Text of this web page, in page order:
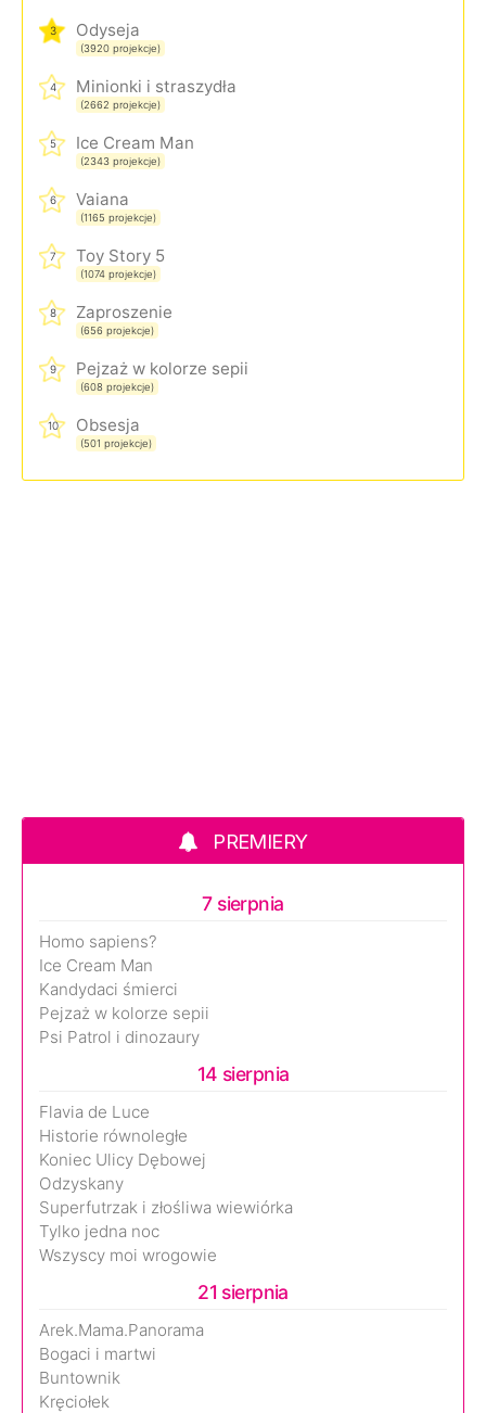
3 Odyseja
(3920 projekcje)
4 Minionki i straszydła
(2662 projekcje)
5 Ice Cream Man
(2343 projekcje)
6 Vaiana
(1165 projekcje)
7 Toy Story 5
(1074 projekcje)
8 Zaproszenie
(656 projekcje)
9 Pejzaż w kolorze sepii
(608 projekcje)
10 Obsesja
(501 projekcje)
PREMIERY
7 sierpnia
Homo sapiens?
Ice Cream Man
Kandydaci śmierci
Pejzaż w kolorze sepii
Psi Patrol i dinozaury
14 sierpnia
Flavia de Luce
Historie równoległe
Koniec Ulicy Dębowej
Odzyskany
Superfutrzak i złośliwa wiewiórka
Tylko jedna noc
Wszyscy moi wrogowie
21 sierpnia
Arek.Mama.Panorama
Bogaci i martwi
Buntownik
Kręciołek